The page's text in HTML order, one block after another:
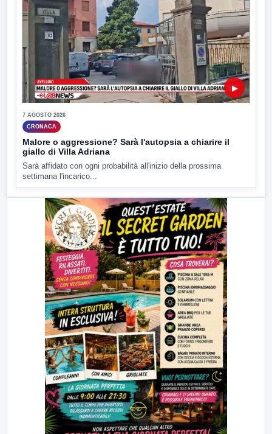
▶
7 AGOSTO 2026
CRONACA
Malore o aggressione? Sarà l'autopsia a chiarire il
giallo di Villa Adriana
Sarà affidato con ogni probabilità all'inizio della prossima
settimana l'incarico...